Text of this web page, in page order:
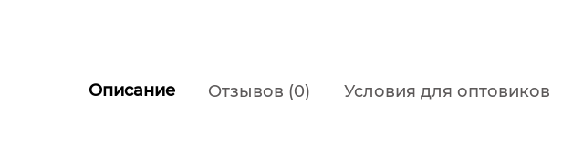
Описание Отзывов (0) Условия для оптовиков